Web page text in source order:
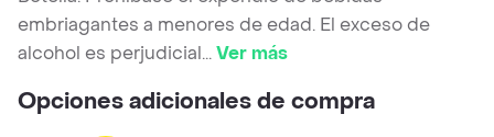
embriagantes a menores de edad. El exceso de
alcohol es perjudicial...Ver más
Opciones adicionales de compra